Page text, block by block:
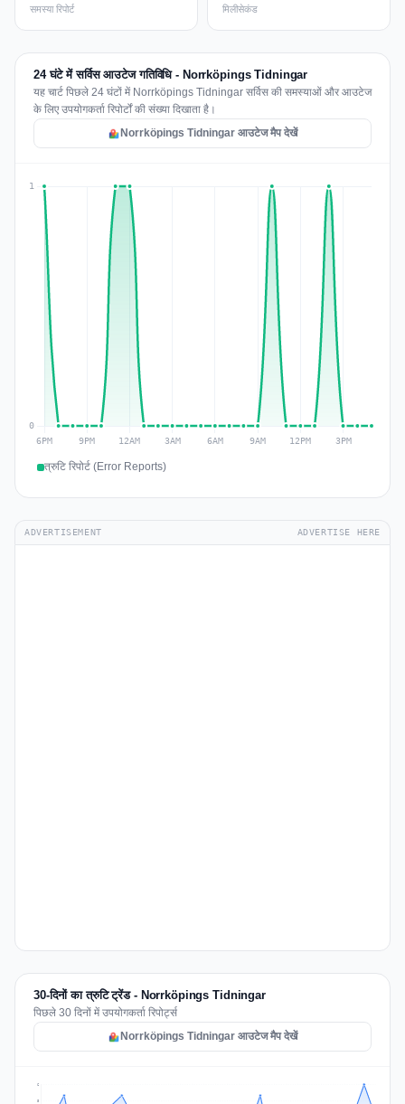
समस्या रिपोर्ट मिलीसेकंड
24 घंटे में सर्विस आउटेज गतिविधि - Norrköpings Tidningar
यह चार्ट पिछले 24 घंटों में Norrköpings Tidningar सर्विस की समस्याओं और आउटेज
के लिए उपयोगकर्ता रिपोर्टों की संख्या दिखाता है।
Norrköpings Tidningar आउटेज मैप देखें
त्रुटि रिपोर्ट (Error Reports)
ADVERTISEMENT ADVERTISE HERE
30-दिनों का त्रुटि ट्रेंड - Norrköpings Tidningar
पिछले 30 दिनों में उपयोगकर्ता रिपोर्ट्स
Norrköpings Tidningar आउटेज मैप देखें
5
6